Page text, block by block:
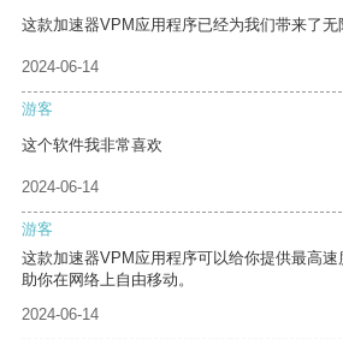
这款加速器VPM应用程序已经为我们带来了无
2024-06-14
游客
这个软件我非常喜欢
2024-06-14
游客
这款加速器VPM应用程序可以给你提供最高
助你在网络上自由移动。
2024-06-14